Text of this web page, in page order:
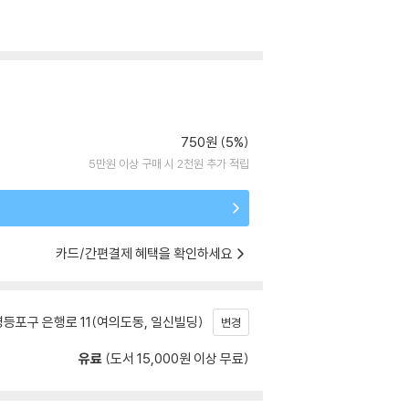
750원 (5%)
5만원 이상 구매 시 2천원 추가 적립
카드/간편결제 혜택을 확인하세요
포구 은행로 11(여의도동, 일신빌딩) 변경
유료 (도서 15,000원 이상 무료)